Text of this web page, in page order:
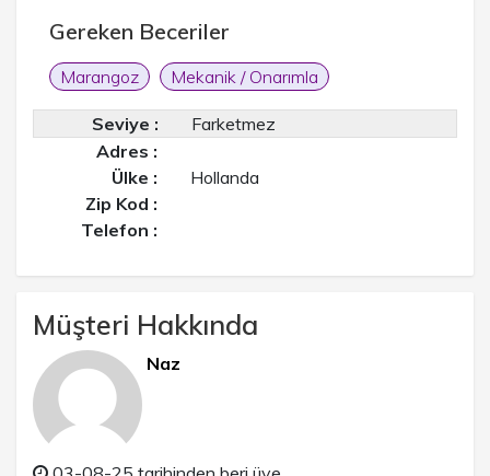
Gereken Beceriler
Marangoz Mekanik / Onarımla
Seviye :
Farketmez
Adres :
Ülke :
Hollanda
Zip Kod :
Telefon :
Müşteri Hakkında
Naz